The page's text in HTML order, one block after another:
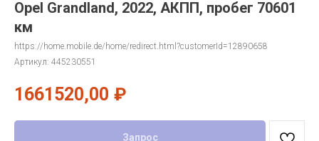
Opel Grandland, 2022, АКПП, пробег 70601
км
https://home.mobile.de/home/redirect.html?customerId=12890658
Артикул: 445230551
1661520,00 ₽
Запрос